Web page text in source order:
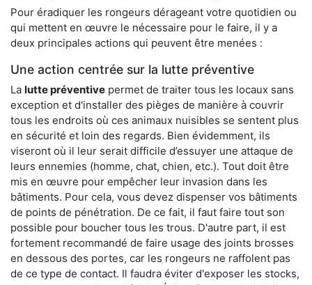
Pour éradiquer les rongeurs dérageant votre quotidien ou
qui mettent en œuvre le nécessaire pour le faire, il y a
deux principales actions qui peuvent être menées :
Une action centrée sur la lutte préventive
La lutte préventive permet de traiter tous les locaux sans
exception et d'installer des pièges de manière à couvrir
tous les endroits où ces animaux nuisibles se sentent plus
en sécurité et loin des regards. Bien évidemment, ils
viseront où il leur serait difficile d’essuyer une attaque de
leurs ennemies (homme, chat, chien, etc.). Tout doit être
mis en œuvre pour empêcher leur invasion dans les
bâtiments. Pour cela, vous devez dispenser vos bâtiments
de points de pénétration. De ce fait, il faut faire tout son
possible pour boucher tous les trous. D'autre part, il est
fortement recommandé de faire usage des joints brosses
en dessous des portes, car les rongeurs ne raffolent pas
de ce type de contact. Il faudra éviter d'exposer les stocks,